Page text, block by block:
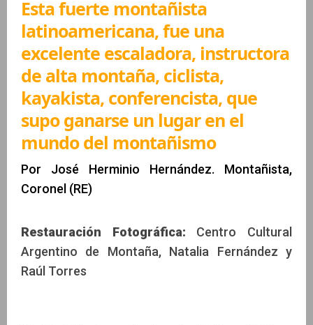
José Herminio Hernández. Montañista, Coronel
Esta fuerte montañista
latinoamericana, fue una
excelente escaladora, instructora
de alta montaña, ciclista,
kayakista, conferencista, que
supo ganarse un lugar en el
mundo del montañismo
Por José Herminio Hernández. Montañista,
Coronel (RE)
Restauración Fotográfica: Centro Cultural
Argentino de Montaña, Natalia Fernández y
Raúl Torres